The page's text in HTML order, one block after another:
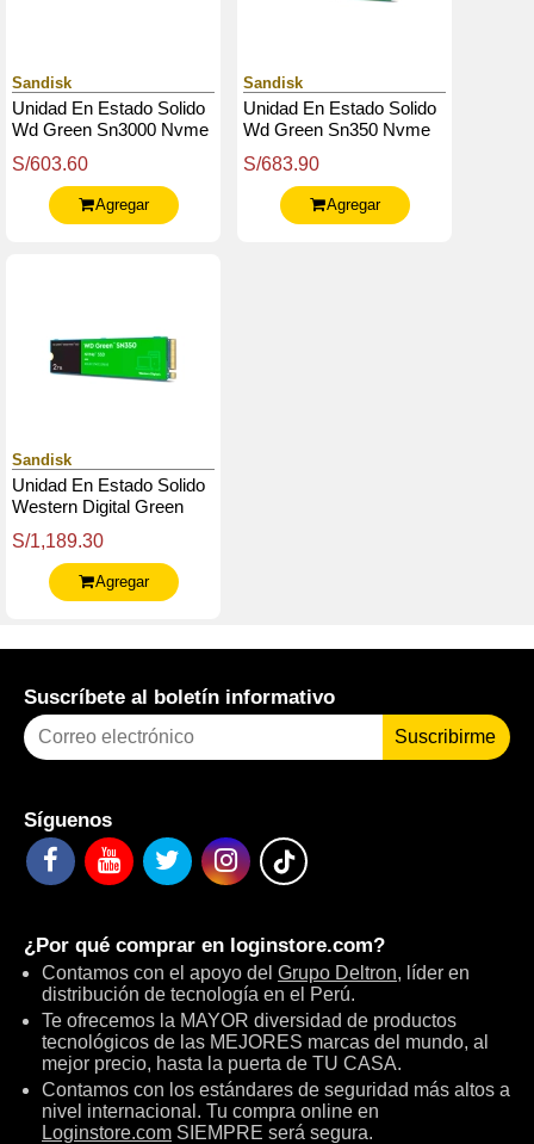
Sandisk
Unidad En Estado Solido
Wd Green Sn3000 Nvme
Gen 4.0 X4, Nvme
S/603.60
Agregar
Sandisk
Unidad En Estado Solido
Wd Green Sn350 Nvme
X4 Nvme V1.3
S/683.90
Agregar
Sandisk
Unidad En Estado Solido
Western Digital Green
2280, Pcie Gen3 X4
S/1,189.30
Agregar
Suscríbete al boletín informativo
Suscribirme
Síguenos
¿Por qué comprar en loginstore.com?
Contamos con el apoyo del Grupo Deltron, líder en
distribución de tecnología en el Perú.
Te ofrecemos la MAYOR diversidad de productos
tecnológicos de las MEJORES marcas del mundo, al
mejor precio, hasta la puerta de TU CASA.
Contamos con los estándares de seguridad más altos a
nivel internacional. Tu compra online en
Loginstore.com SIEMPRE será segura.